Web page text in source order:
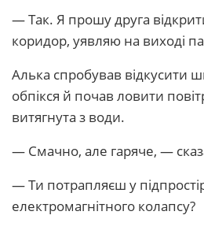
— Так. Я прошу друга
коридор, уявляю на виході
Алька спробував відкусити
обпікся й почав ловити
витягнута з води.
— Смачно, але гаряче, —
— Ти потрапляєш у
електромагнітного колапсу?